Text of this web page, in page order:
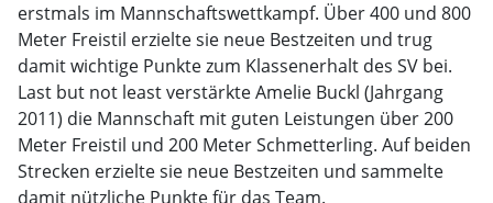
erstmals im Mannschaftswettkampf. Über 400 und 800
Meter Freistil erzielte sie neue Bestzeiten und trug
damit wichtige Punkte zum Klassenerhalt des SV bei.
Last but not least verstärkte Amelie Buckl (Jahrgang
2011) die Mannschaft mit guten Leistungen über 200
Meter Freistil und 200 Meter Schmetterling. Auf beiden
Strecken erzielte sie neue Bestzeiten und sammelte
damit nützliche Punkte für das Team.